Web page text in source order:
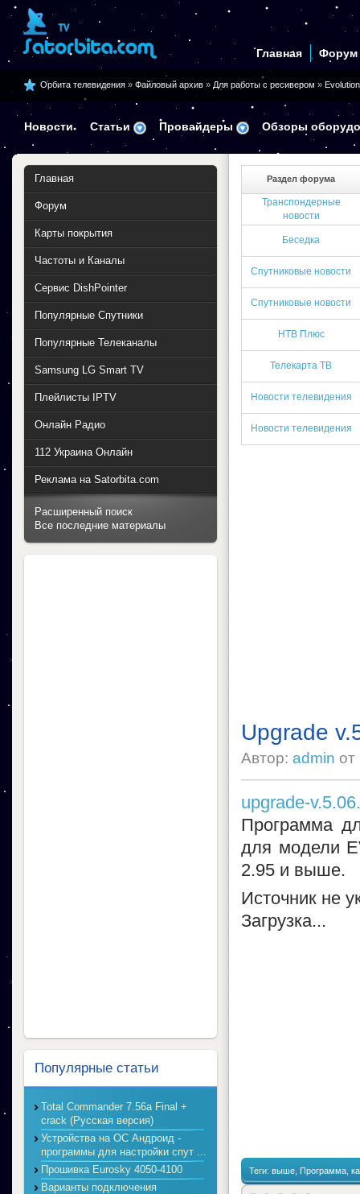
Главная Форум
Орбита телевидения » Файловый архив » Для работы с ресивером » Evolution
Новости Статьи Провайдеры Обзоры
Раздел форума
Транспондерные
новости
Беседка
Спутниковые новости
Спутниковые новости
НТВ Плюс
Телекарта ТВ
Новости телевидения
Новости телевидения
Upgrade
Автор: admin от
upgrade-
Программа
для модели
2.95 и выше.
Источник не
Загрузка...
Теги: выше, Программа,
Главная
Форум
Карты покрытия
Частоты и Каналы
Сервис DishPointer
Популярные Спутники
Популярные Телеканалы
Samsung LG Smart TV
Плейлисты IPTV
Онлайн Радио
112 Украина Онлайн
Реклама на Satorbita.com
Расширенный поиск
Все последние материалы
Популярные статьи
Total Commander 7.56a Final +
crack (Русская версия)
Устройства на ОС Андроид -
программы для настройки спут ...
Прошивка Eurosky 4050-4100
Варианты подключения